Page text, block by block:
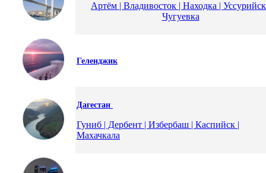
Артём | Владивосток | Находка |
Чугуевка
Геленджик
Дагестан
Гуниб | Дербент | Избербаш | Каспийск |
Махачкала